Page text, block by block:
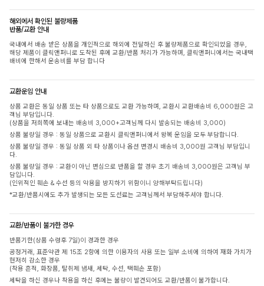
해외에서 확인된 불량제품
반품/교환 안내
국내에서 배송 받은 상품을 개인적으로 해외에 전달하신 후 불량제품으로 확인되었을 경우,
해당 제품이 클릭앤퍼니로 도착된 후에 교환/반품 처리가 가능하며, 클릭앤퍼니에서는 국내택
배비에 한해서 운송비를 부담 합니다
교환운임 안내
상품 교환은 동일 상품 또는 타 상품으로도 교환 가능하며, 교환시 교환배송비 6,000원은 고
객님 부담입니다.
(상품을 저희쪽에 보내는 배송비 3,000+고객님께 다시 발송되는 배송비 3,000)
상품 불량일 경우 : 동일 상품으로 교환시 클릭앤퍼니에서 왕복 운임을 모두 부담합니다.
상품 불량일 경우 : 동일 상품 외 타 상품이나 옵션 변경시 배송비 3,000원 고객님 부담입니
다.
상품 불량일 경우 : 교환이 아닌 변심으로 반품을 할 경우 초기 배송비 3,000원은 고객님 부
담입니다.
(인위적인 훼손 & 수선 등의 악용을 방지하기 위함이니 양해부탁드립니다)
*교환/반품시에도 추가 발생되는 모든 도선료는 고객님께서 부담해주셔야 합니다.
교환/반품이 불가한 경우
반품기한(상품 수령후 7일)이 경과한 경우
공정거래, 표준약관 제 15조 2항에 의한 이용자의 사용 또는 일부 소비에 의하여 재화 가치가
현저히 감소한 경우
(착용 흔적, 화장품, 탈취제 냄새, 세탁, 수선, 택훼손 포함)
세탁을 하신 경우나 착용을 하신 후에는 불량이 발견되어도 교환/반품이 불가합니다.